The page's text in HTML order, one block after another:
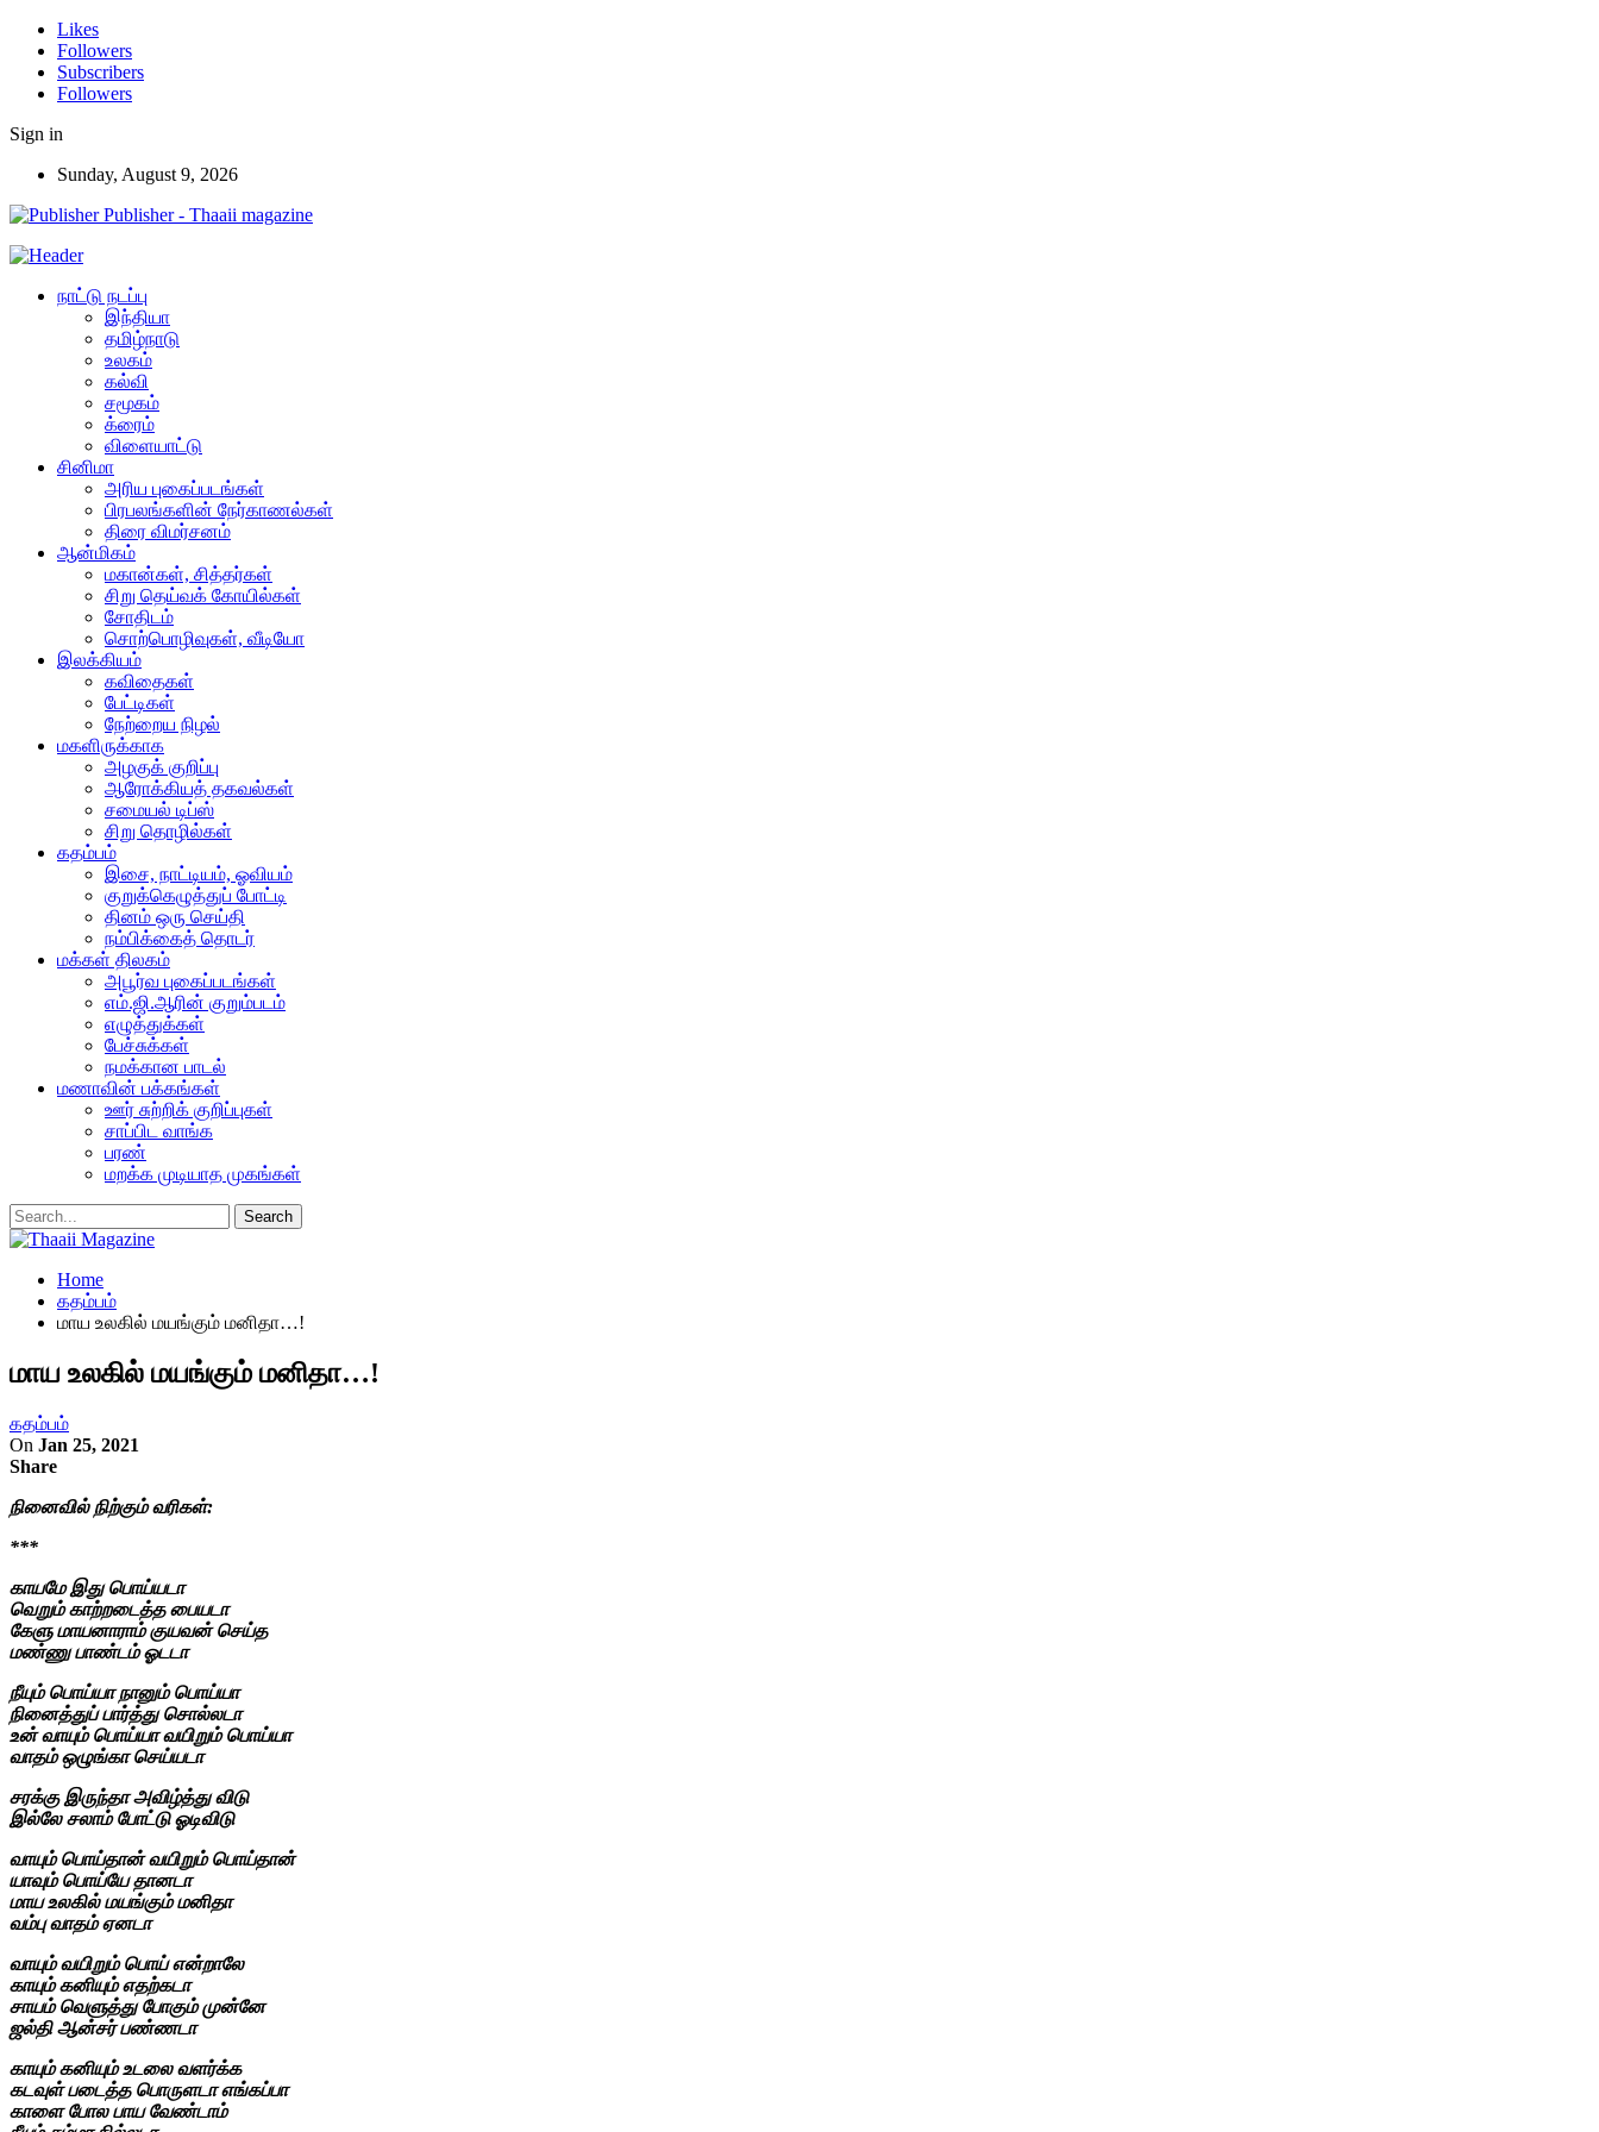
Likes
Followers
Subscribers
Followers
Sign in
Sunday, August 9, 2026
Publisher - Thaaii magazine
நாட்டு நடப்பு
இந்தியா
தமிழ்நாடு
உலகம்
கல்வி
சமூகம்
க்ரைம்
விளையாட்டு
சினிமா
அரிய புகைப்படங்கள்
பிரபலங்களின் நேர்காணல்கள்
திரை விமர்சனம்
ஆன்மிகம்
மகான்கள், சித்தர்கள்
சிறு தெய்வக் கோயில்கள்
சோதிடம்
சொற்பொழிவுகள், வீடியோ
இலக்கியம்
கவிதைகள்
பேட்டிகள்
நேற்றைய நிழல்
மகளிருக்காக
அழகுக் குறிப்பு
ஆரோக்கியத் தகவல்கள்
சமையல் டிப்ஸ்
சிறு தொழில்கள்
கதம்பம்
இசை, நாட்டியம், ஓவியம்
குறுக்கெழுத்துப் போட்டி
தினம் ஒரு செய்தி
நம்பிக்கைத் தொடர்
மக்கள் திலகம்
அபூர்வ புகைப்படங்கள்
எம்.ஜி.ஆரின் குறும்படம்
எழுத்துக்கள்
பேச்சுக்கள்
நமக்கான பாடல்
மணாவின் பக்கங்கள்
ஊர் சுற்றிக் குறிப்புகள்
சாப்பிட வாங்க
பரண்
மறக்க முடியாத முகங்கள்
Home
கதம்பம்
மாய உலகில் மயங்கும் மனிதா…!
மாய உலகில் மயங்கும் மனிதா…!
கதம்பம்
On Jan 25, 2021
Share
நினைவில் நிற்கும் வரிகள்:
***
காயமே இது பொய்யடா
வெறும் காற்றடைத்த பையடா
கேளு மாயனாராம் குயவன் செய்த
மண்ணு பாண்டம் ஓடடா
நீயும் பொய்யா நானும் பொய்யா
நினைத்துப் பார்த்து சொல்லடா
உன் வாயும் பொய்யா வயிறும் பொய்யா
வாதம் ஒழுங்கா செய்யடா
சரக்கு இருந்தா அவிழ்த்து விடு
இல்லே சலாம் போட்டு ஓடிவிடு
வாயும் பொய்தான் வயிறும் பொய்தான்
யாவும் பொய்யே தானடா
மாய உலகில் மயங்கும் மனிதா
வம்பு வாதம் ஏனடா
வாயும் வயிறும் பொய் என்றாலே
காயும் கனியும் எதற்கடா
சாயம் வெளுத்து போகும் முன்னே
ஜல்தி ஆன்சர் பண்ணடா
காயும் கனியும் உடலை வளர்க்க
கடவுள் படைத்த பொருளடா எங்கப்பா
காளை போல பாய வேண்டாம்